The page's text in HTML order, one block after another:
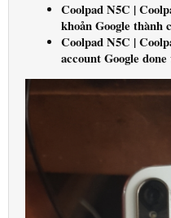
Coolpad N5C |
khoản Google thành
Coolpad N5C |
account Google